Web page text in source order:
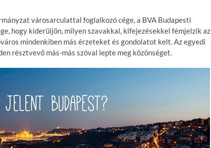
városarculattal foglalkozó cége, a BVA Budapesti
hogy kiderüljön, milyen szavakkal, kifejezésekkel fémjelzik az
mindenkiben más érzeteket és gondolatot kelt. Az egyedi
résztvevő más-más szóval lepte meg közönséget.